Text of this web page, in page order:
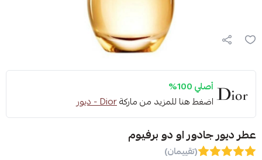
أصلي 100%
اضغط هنا للمزيد من ماركةDior - ديور
عطر ديور جادور او دو برفيوم
(تقييمان)